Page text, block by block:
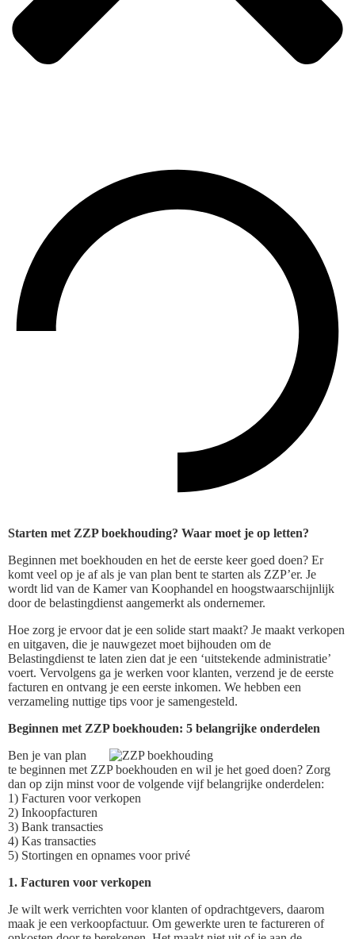
Starten met ZZP boekhouding? Waar moet je op letten?
Beginnen met boekhouden en het de eerste keer goed doen? Er
komt veel op je af als je van plan bent te starten als ZZP’er. Je
wordt lid van de Kamer van Koophandel en hoogstwaarschijnlijk
door de belastingdienst aangemerkt als ondernemer.
Hoe zorg je ervoor dat je een solide start maakt? Je maakt verkopen
en uitgaven, die je nauwgezet moet bijhouden om de
Belastingdienst te laten zien dat je een ‘uitstekende administratie’
voert. Vervolgens ga je werken voor klanten, verzend je de eerste
facturen en ontvang je een eerste inkomen. We hebben een
verzameling nuttige tips voor je samengesteld.
Beginnen met ZZP boekhouden: 5 belangrijke onderdelen
Ben je van plan
te beginnen met ZZP boekhouden en wil je het goed doen? Zorg
dan op zijn minst voor de volgende vijf belangrijke onderdelen:
1) Facturen voor verkopen
2) Inkoopfacturen
3) Bank transacties
4) Kas transacties
5) Stortingen en opnames voor privé
1. Facturen voor verkopen
Je wilt werk verrichten voor klanten of opdrachtgevers, daarom
maak je een verkoopfactuur. Om gewerkte uren te factureren of